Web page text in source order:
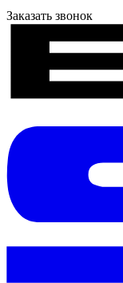
Заказать звонок